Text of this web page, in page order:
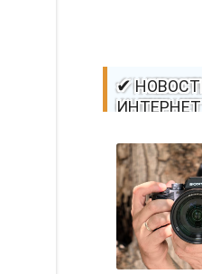
✔ НОВОСТИ МИРА
ИНТЕРНЕТ